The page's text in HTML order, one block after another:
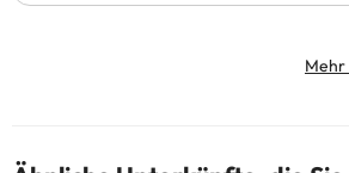
Mehr